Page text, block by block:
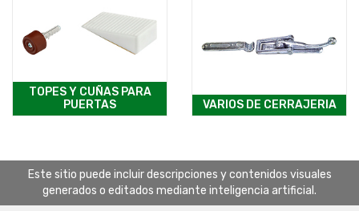
TOPES Y CUÑAS PARA
PUERTAS
VARIOS DE CERRAJERIA
Este sitio puede incluir descripciones y contenidos visuales
generados o editados mediante inteligencia artificial.